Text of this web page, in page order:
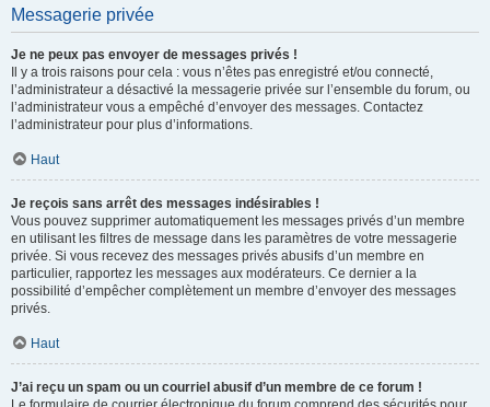
Messagerie privée
Je ne peux pas envoyer de messages privés !
Il y a trois raisons pour cela : vous n’êtes pas enregistré et/ou connecté,
l’administrateur a désactivé la messagerie privée sur l’ensemble du forum, ou
l’administrateur vous a empêché d’envoyer des messages. Contactez
l’administrateur pour plus d’informations.
Haut
Je reçois sans arrêt des messages indésirables !
Vous pouvez supprimer automatiquement les messages privés d’un membre
en utilisant les filtres de message dans les paramètres de votre messagerie
privée. Si vous recevez des messages privés abusifs d’un membre en
particulier, rapportez les messages aux modérateurs. Ce dernier a la
possibilité d’empêcher complètement un membre d’envoyer des messages
privés.
Haut
J’ai reçu un spam ou un courriel abusif d’un membre de ce forum !